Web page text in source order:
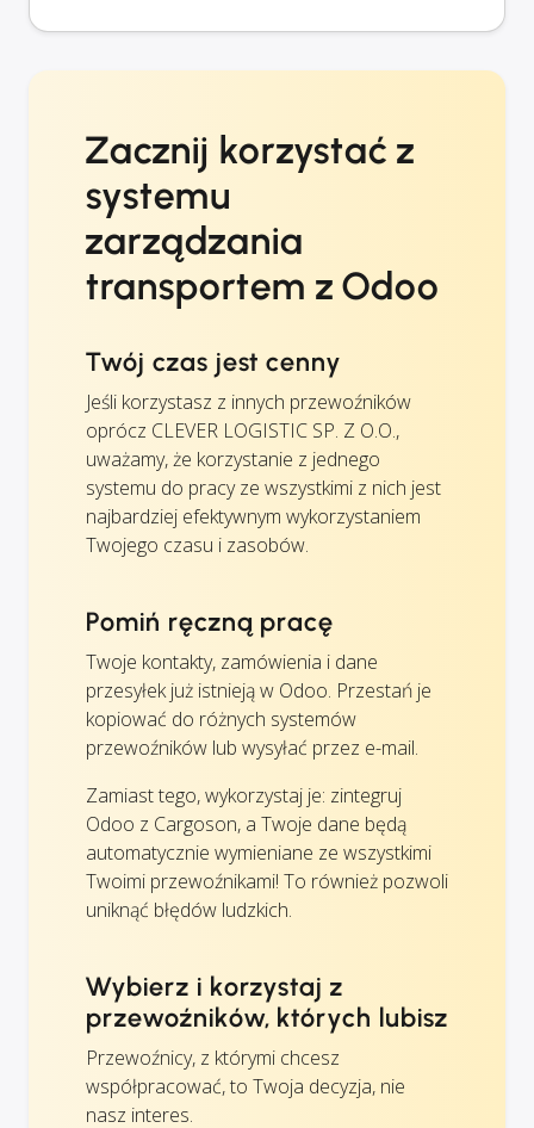
Zacznij korzystać z
systemu
zarządzania
transportem z Odoo
Twój czas jest cenny
Jeśli korzystasz z innych przewoźników
oprócz CLEVER LOGISTIC SP. Z O.O.,
uważamy, że korzystanie z jednego
systemu do pracy ze wszystkimi z nich jest
najbardziej efektywnym wykorzystaniem
Twojego czasu i zasobów.
Pomiń ręczną pracę
Twoje kontakty, zamówienia i dane
przesyłek już istnieją w Odoo. Przestań je
kopiować do różnych systemów
przewoźników lub wysyłać przez e-mail.
Zamiast tego, wykorzystaj je: zintegruj
Odoo z Cargoson, a Twoje dane będą
automatycznie wymieniane ze wszystkimi
Twoimi przewoźnikami! To również pozwoli
uniknąć błędów ludzkich.
Wybierz i korzystaj z
przewoźników, których lubisz
Przewoźnicy, z którymi chcesz
współpracować, to Twoja decyzja, nie
nasz interes.